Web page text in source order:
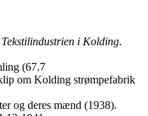
Tekstilindustrien i Kolding.
(67.7
om Kolding strømpefabrik
og deres mænd (1938).